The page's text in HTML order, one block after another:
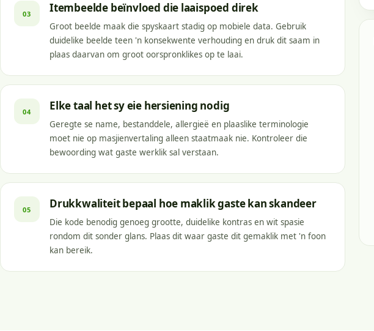
03 Itembeelde beïnvloed die laaispoed direk
Groot beelde maak die spyskaart stadig op mobiele data. Gebruik
duidelike beelde teen 'n konsekwente verhouding en druk dit saam in
plaas daarvan om groot oorspronklikes op te laai.
04 Elke taal het sy eie hersiening nodig
Geregte se name, bestanddele, allergieë en plaaslike terminologie
moet nie op masjienvertaling alleen staatmaak nie. Kontroleer die
bewoording wat gaste werklik sal verstaan.
05 Drukkwaliteit bepaal hoe maklik gaste kan skandeer
Die kode benodig genoeg grootte, duidelike kontras en wit spasie
rondom dit sonder glans. Plaas dit waar gaste dit gemaklik met 'n foon
kan bereik.